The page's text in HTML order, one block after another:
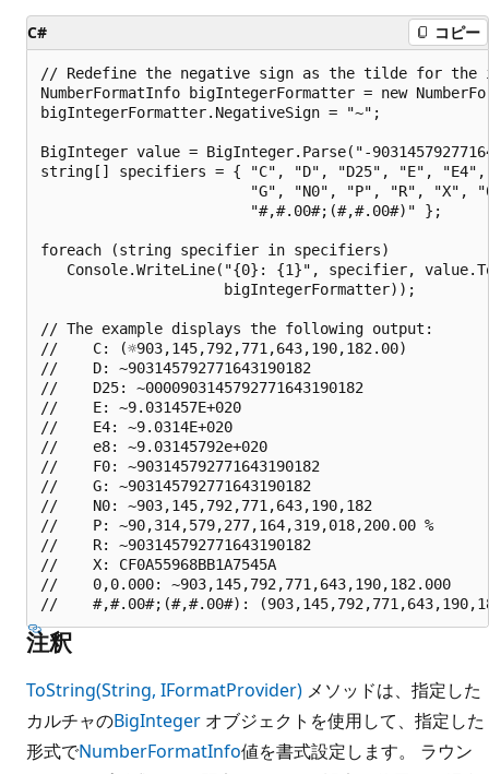
C# コピー
// Redefine the negative sign as the tilde for
NumberFormatInfo bigIntegerFormatter = new
bigIntegerFormatter.NegativeSign = "~";
BigInteger value = BigInteger.Parse("-
string[] specifiers = { "C", "D", "D25", "E",
"G", "N0", "P", "R", "X",
                        "#,#.00#;(#,#.00#)" };
foreach (string specifier in specifiers)
Console.WriteLine("{0}: {1}", specifier,
                     bigIntegerFormatter));
// The example displays the following output:
//    C: (☼903,145,792,771,643,190,182.00)
//    D: ~903145792771643190182
//    D25: ~0000903145792771643190182
//    E: ~9.031457E+020
//    E4: ~9.0314E+020
//    e8: ~9.03145792e+020
//    F0: ~903145792771643190182
//    G: ~903145792771643190182
//    N0: ~903,145,792,771,643,190,182
//    P: ~90,314,579,277,164,319,018,200.00 %
//    R: ~903145792771643190182
//    X: CF0A55968BB1A7545A
//    0,0.000: ~903,145,792,771,643,190,182.000
注釈
ToString(String, IFormatProvider) メソッドは、指定した
カルチャのBigInteger オブジェクトを使用して、指定した
形式でNumberFormatInfo値を書式設定します。 ラウン